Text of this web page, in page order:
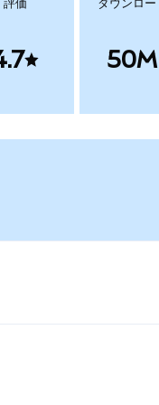
評価 ダウンロー